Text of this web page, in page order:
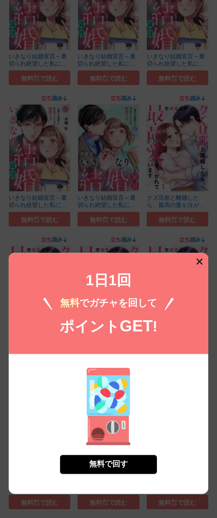
いきなり結婚宣言～裏
切られ絶望した私に
待...(2)
無料㌽で読む
いきなり結婚宣言～裏
切られ絶望した私に
待...(3)
無料㌽で読む
いきなり結婚宣言～裏
切られ絶望した私に
待...(4)
無料㌽で読む
いきなり結婚宣言～裏
切られ絶望した私に
待...(14)
無料㌽で読む
いきなり結婚宣言～裏
切られ絶望した私に
待...(1)
無料㌽で読む
クズ旦那と離婚した
ら、最高の愛を注がれ
て...(1)
無料㌽で読む
て...(2)
て...(3)
て...(4)
て...(1)
無料㌽で読む
(1)
無料㌽で読む
(2)
無料㌽で読む
1日1回
無料でガチャを回して
ポイント GET!
無料で回す